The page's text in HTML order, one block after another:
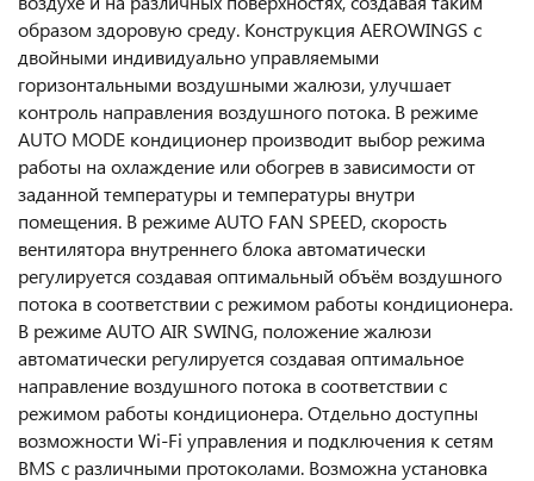
образом здоровую среду. Конструкция AEROWINGS с
двойными индивидуально управляемыми
горизонтальными воздушными жалюзи, улучшает
контроль направления воздушного потока. В режиме
AUTO MODE кондиционер производит выбор режима
работы на охлаждение или обогрев в зависимости от
заданной температуры и температуры внутри
помещения. В режиме AUTO FAN SPEED, скорость
вентилятора внутреннего блока автоматически
регулируется создавая оптимальный объём воздушного
потока в соответствии с режимом работы кондиционера.
В режиме AUTO AIR SWING, положение жалюзи
автоматически регулируется создавая оптимальное
направление воздушного потока в соответствии с
режимом работы кондиционера. Отдельно доступны
возможности Wi-Fi управления и подключения к сетям
BMS с различными протоколами. Возможна установка